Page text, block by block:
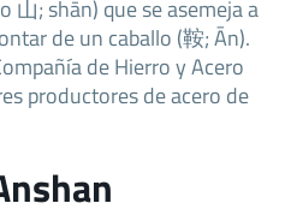
山; shān) que se asemeja a
de un caballo (鞍; Ān).
de Hierro y Acero
productores de acero de